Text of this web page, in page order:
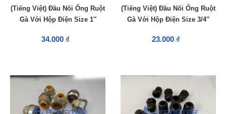
(Tiếng Việt) Đầu Nối Ống Ruột
Gà Với Hộp Điện Size 1″
34.000 ₫
(Tiếng Việt) Đầu Nối Ống Ruột
Gà Với Hộp Điện Size 3/4″
23.000 ₫